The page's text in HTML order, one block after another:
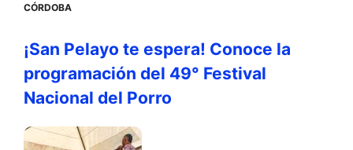
CÓRDOBA
¡San Pelayo te espera! Conoce la
programación del 49° Festival
Nacional del Porro